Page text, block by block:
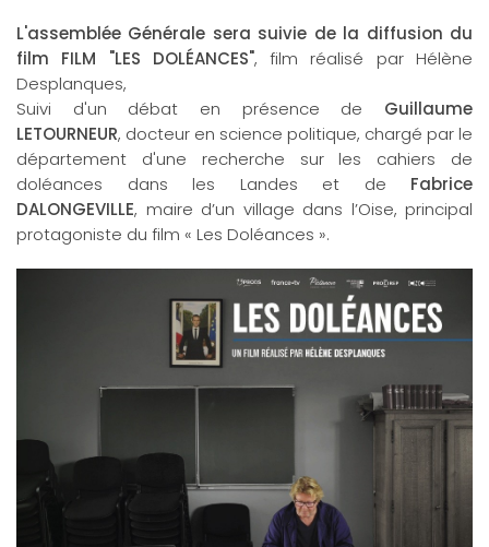
L'assemblée Générale sera suivie de la diffusion du
film FILM "LES DOLÉANCES", film réalisé par Hélène
Desplanques,
Suivi d'un débat en présence de Guillaume
LETOURNEUR, docteur en science politique, chargé par le
département d'une recherche sur les cahiers de
doléances dans les Landes et de Fabrice
DALONGEVILLE, maire d’un village dans l’Oise, principal
protagoniste du film « Les Doléances ».